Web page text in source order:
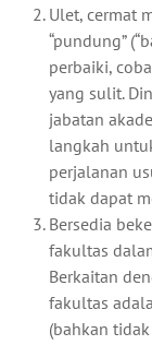
Ulet, cermat
“pundung”
perbaiki,
yang sulit.
jabatan
langkah
perjalanan
tidak dapat
Bersedia
fakultas
Berkaitan
fakultas
(bahkan